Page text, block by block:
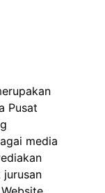
Pusat
media